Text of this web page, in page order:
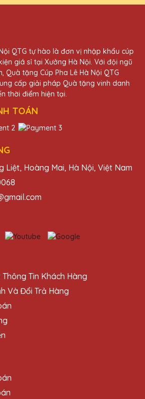
pha lê từ Quà Tặng Pha Lê
tôi hài lòng. Sản phẩm chất
dịch vụ chuyên nghiệp.
kỷ niệm chương và rất ấn
kế và chất lượng. Cảm ơn
Lê QTG!
niệm chương của Quà Tặng Pha
tinh tế và độc đáo. Rất hài lòng
tại Quà Tặng Pha Lê QTG không
Thị Lệ
QTG tự hào là đơn vị nhập khẩu cúp
giá sỉ tại Xưởng Hà Nội. Với đội ngũ
Quà tặng Cúp Pha Lê Hà Nội QTG
cấp giải pháp Quà tặng vinh danh
thời điểm hiện tại.
TOÁN
Liệt, Hoàng Mai, Hà Nội, Việt Nam
Tin Khách Hàng
Và Đổi Trả Hàng